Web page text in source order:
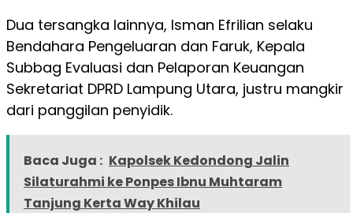
Dua tersangka lainnya, Isman Efrilian selaku
Bendahara Pengeluaran dan Faruk, Kepala
Subbag Evaluasi dan Pelaporan Keuangan
Sekretariat DPRD Lampung Utara, justru mangkir
dari panggilan penyidik.
Baca Juga : Kapolsek Kedondong Jalin
Silaturahmi ke Ponpes Ibnu Muhtaram
Tanjung Kerta Way Khilau